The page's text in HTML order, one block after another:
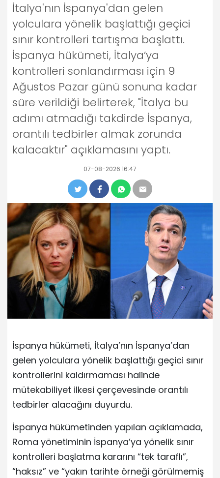
İtalya'nın İspanya'dan gelen
yolculara yönelik başlattığı geçici
sınır kontrolleri tartışma başlattı.
İspanya hükümeti, İtalya’ya
kontrolleri sonlandırması için 9
Ağustos Pazar günü sonuna kadar
süre verildiği belirterek, "İtalya bu
adımı atmadığı takdirde İspanya,
orantılı tedbirler almak zorunda
kalacaktır" açıklamasını yaptı.
07-08-2026 16:47
İspanya hükümeti, İtalya’nın İspanya’dan
gelen yolculara yönelik başlattığı geçici sınır
kontrollerini kaldırmaması halinde
mütekabiliyet ilkesi çerçevesinde orantılı
tedbirler alacağını duyurdu.
İspanya hükümetinden yapılan açıklamada,
Roma yönetiminin İspanya’ya yönelik sınır
kontrolleri başlatma kararını “tek taraflı”,
“haksız” ve “yakın tarihte örneği görülmemiş